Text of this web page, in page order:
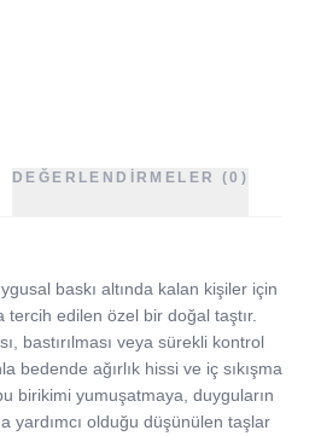
DEĞERLENDIRMELER (0)
baskı altında kalan kişiler için
tercih edilen özel bir doğal taştır.
bastırılması veya sürekli kontrol
bedende ağırlık hissi ve iç sıkışma
birikimi yumuşatmaya, duyguların
yardımcı olduğu düşünülen taşlar